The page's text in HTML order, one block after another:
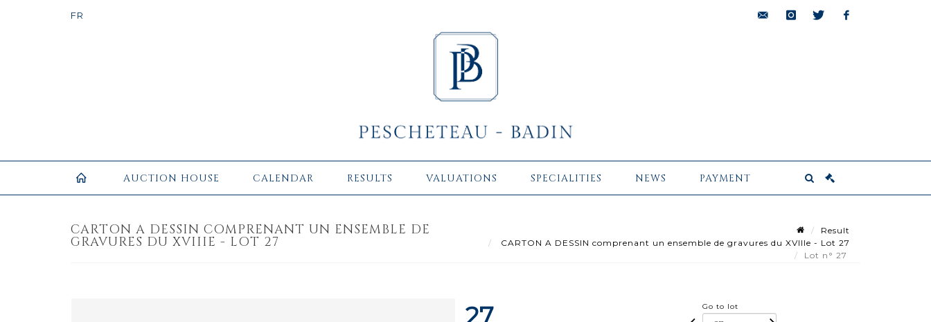
AUCTION HOUSE CALENDAR RESULTS VALUATIONS SPECIALITIES NEWS PAYMENT
CARTON A DESSIN COMPRENANT UN ENSEMBLE DE
GRAVURES DU XVIIIE - LOT 27
Result
CARTON A DESSIN comprenant un ensemble de gravures du XVIIIe - Lot 27
Lot n° 27
27 Go to lot